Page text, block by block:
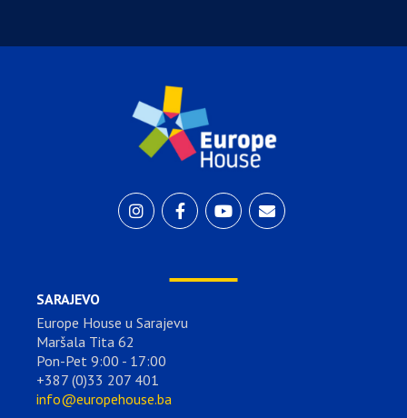
SARAJEVO
Europe House u Sarajevu
Maršala Tita 62
Pon-Pet 9:00 - 17:00
+387 (0)33 207 401
info@europehouse.ba